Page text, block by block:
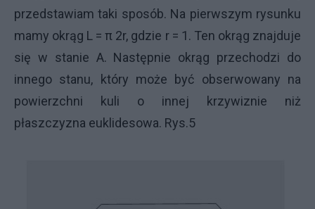
przedstawiam taki sposób. Na pierwszym rysunku
mamy okrąg L = π 2r, gdzie r = 1. Ten okrąg znajduje
się w stanie A. Następnie okrąg przechodzi do
innego stanu, który może być obserwowany na
powierzchni kuli o innej krzywiznie niż
płaszczyzna euklidesowa. Rys.5